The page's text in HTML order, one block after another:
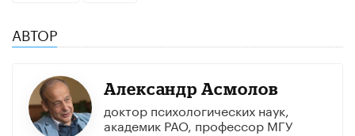
АВТОР
Александр Асмолов
доктор психологических наук,
академик РАО, профессор МГУ